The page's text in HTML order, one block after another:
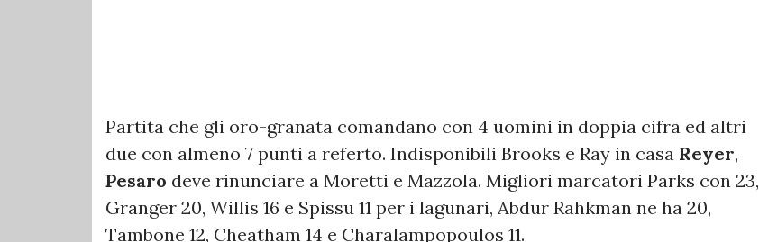
Partita che gli oro-granata comandano con 4 uomini in doppia cifra ed altri
due con almeno 7 punti a referto. Indisponibili Brooks e Ray in casa Reyer,
Pesaro deve rinunciare a Moretti e Mazzola. Migliori marcatori Parks con 23,
Granger 20, Willis 16 e Spissu 11 per i lagunari, Abdur Rahkman ne ha 20,
Tambone 12, Cheatham 14 e Charalampopoulos 11.